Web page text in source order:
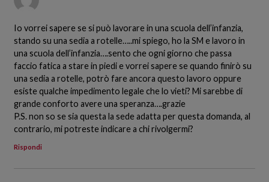
Io vorrei sapere se si può lavorare in una scuola dell’infanzia,
stando su una sedia a rotelle…..mi spiego, ho la SM e lavoro in
una scuola dell’infanzia….sento che ogni giorno che passa
faccio fatica a stare in piedi e vorrei sapere se quando finirò su
una sedia a rotelle, potrò fare ancora questo lavoro oppure
esiste qualche impedimento legale che lo vieti? Mi sarebbe di
grande conforto avere una speranza….grazie
P.S. non so se sia questa la sede adatta per questa domanda, al
contrario, mi potreste indicare a chi rivolgermi?
Rispondi